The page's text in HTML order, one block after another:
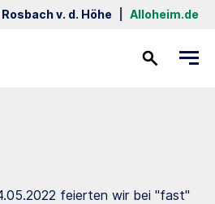
Rosbach v. d. Höhe Alloheim.de
feierten wir bei "fast"